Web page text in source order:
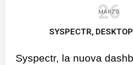
26
MARZO
SYSPECTR,
Syspectr, la nuova